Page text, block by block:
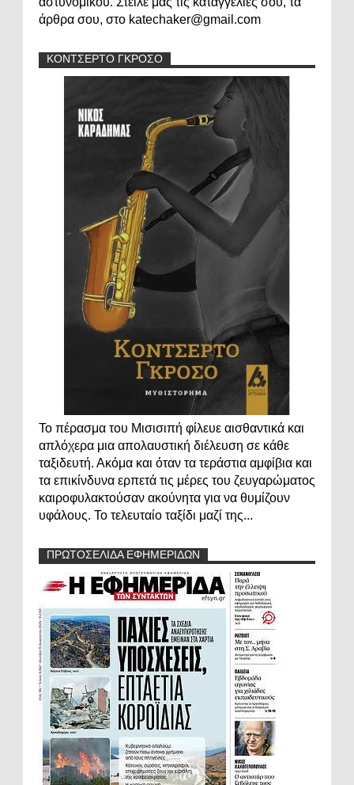
άρθρα σου, στο katechaker@gmail.com
ΚΟΝΤΣΕΡΤΟ ΓΚΡΟΣΟ
Το πέρασμα του Μισισιπή φίλευε αισθαντικά και
απλόχερα μια απολαυστική διέλευση σε κάθε
ταξιδευτή. Ακόμα και όταν τα τεράστια αμφίβια και
τα επικίνδυνα ερπετά τις μέρες του ζευγαρώματος
καιροφυλακτούσαν ακούνητα για να θυμίζουν
υφάλους. Το τελευταίο ταξίδι μαζί της...
ΠΡΩΤΟΣΕΛΙΔΑ ΕΦΗΜΕΡΙΔΩΝ